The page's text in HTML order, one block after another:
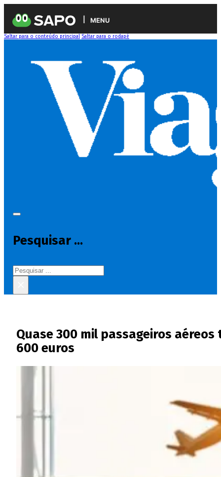
MENU
Saltar para o conteúdo principal Saltar para o rodapé
Pesquisar ...
Pesquisar
Quase 300 mil passageiros
600 euros